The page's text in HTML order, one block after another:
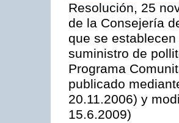
Resolución, 25
de la Consejería
que se
suministro de
Programa
publicado
20.11.2006) y
15.6.2009)